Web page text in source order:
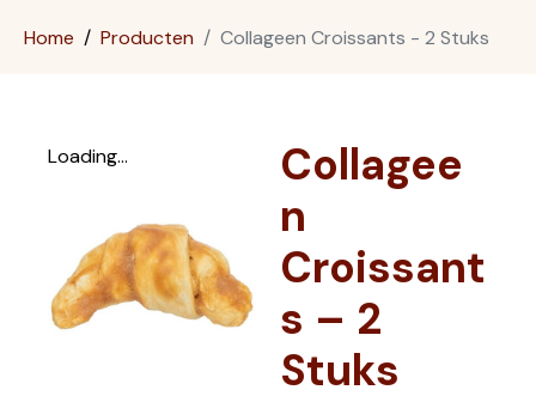
Home Producten Collageen Croissants - 2 Stuks
Loading...
Collagee
n
Croissant
s – 2
Stuks